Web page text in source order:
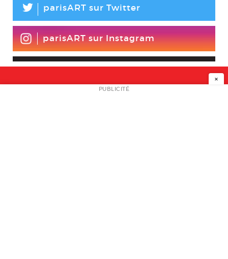
L parisART sur Twitter
parisART sur Instagram
NEWSLETTER
×
PUBLICITÉ